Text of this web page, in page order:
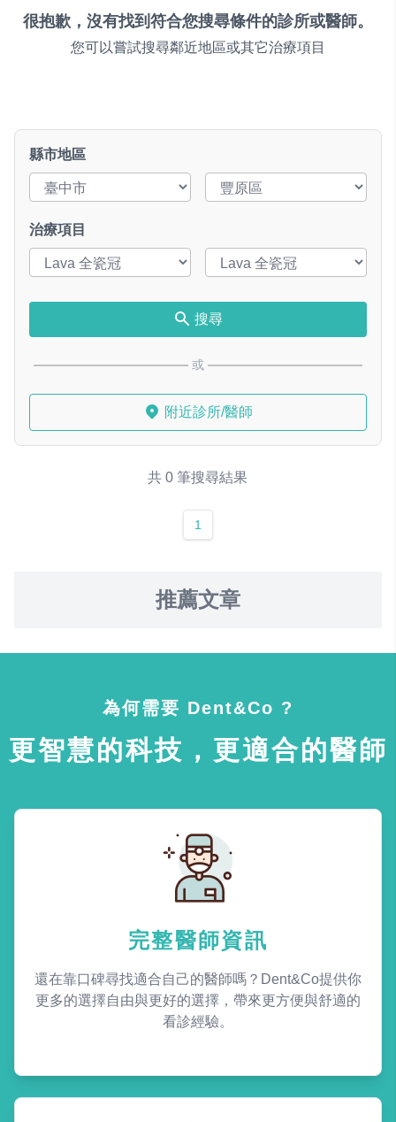
很抱歉，沒有找到符合您搜尋條件的診所或醫師。
您可以嘗試搜尋鄰近地區或其它治療項目
縣市地區
治療項目
搜尋
或
附近診所/醫師
共 0 筆搜尋結果
1
推薦文章
為何需要 Dent&Co ?
更智慧的科技，更適合的醫師
完整醫師資訊
還在靠口碑尋找適合自己的醫師嗎？Dent&Co提供你
更多的選擇自由與更好的選擇，帶來更方便與舒適的
看診經驗。